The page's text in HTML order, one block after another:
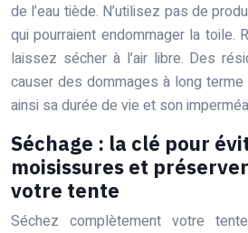
de l’eau tiède. N’utilisez pas de
qui pourraient endommager la toile.
laissez sécher à l’air libre. Des
causer des dommages à long
ainsi sa durée de vie et son
Séchage : la clé pour
moisissures et
votre tente
Séchez complètement votre